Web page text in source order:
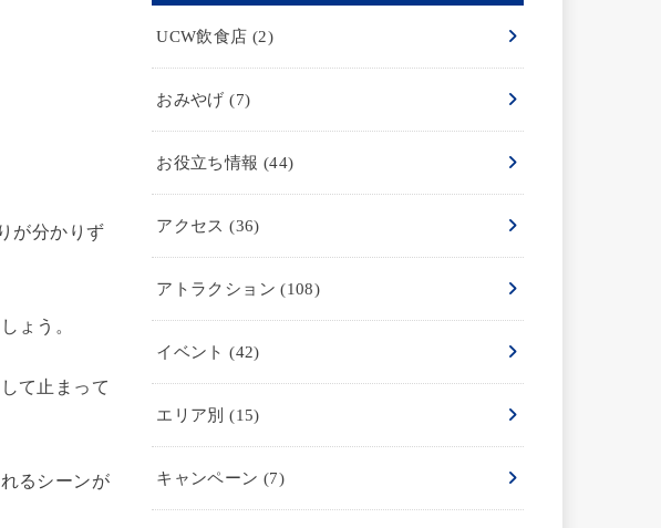
が分かりず
ょう。
て止まって
るシーンが
UCW飲食店 (2)
おみやげ(7)
お役立ち情報 (44)
アクセス(36)
アトラクション(108)
イベント(42)
エリア別(15)
キャンペーン (7)